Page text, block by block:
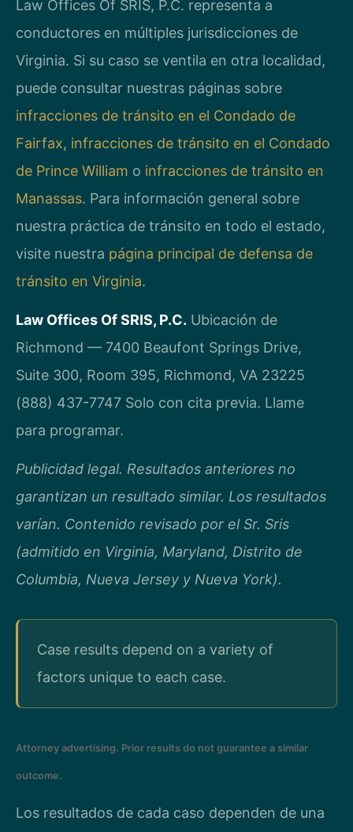
Law Offices Of SRIS, P.C. representa a
conductores en múltiples jurisdicciones de
Virginia. Si su caso se ventila en otra localidad,
puede consultar nuestras páginas sobre
infracciones de tránsito en el Condado de
Fairfax, infracciones de tránsito en el Condado
de Prince William o infracciones de tránsito en
Manassas. Para información general sobre
nuestra práctica de tránsito en todo el estado,
visite nuestra página principal de defensa de
tránsito en Virginia.
Law Offices Of SRIS, P.C. Ubicación de
Richmond — 7400 Beaufont Springs Drive,
Suite 300, Room 395, Richmond, VA 23225
(888) 437-7747 Solo con cita previa. Llame
para programar.
Publicidad legal. Resultados anteriores no
garantizan un resultado similar. Los resultados
varían. Contenido revisado por el Sr. Sris
(admitido en Virginia, Maryland, Distrito de
Columbia, Nueva Jersey y Nueva York).
Case results depend on a variety of
factors unique to each case.
Attorney advertising. Prior results do not guarantee a similar
outcome.
Los resultados de cada caso dependen de una